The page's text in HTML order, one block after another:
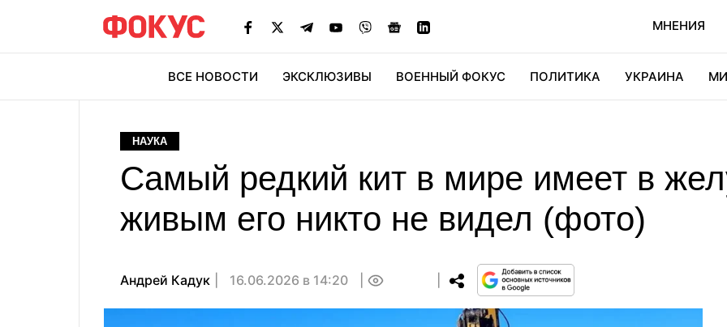
МНЕНИЯ
ВСЕ НОВОСТИ ЭКСКЛЮЗИВЫ ВОЕННЫЙ ФОКУС ПОЛИТИКА УКРАИНА
НАУКА
Самый редкий кит в мире имеет в
живым его никто не видел (фото)
Андрей Кадук 16.06.2026 в 14:20